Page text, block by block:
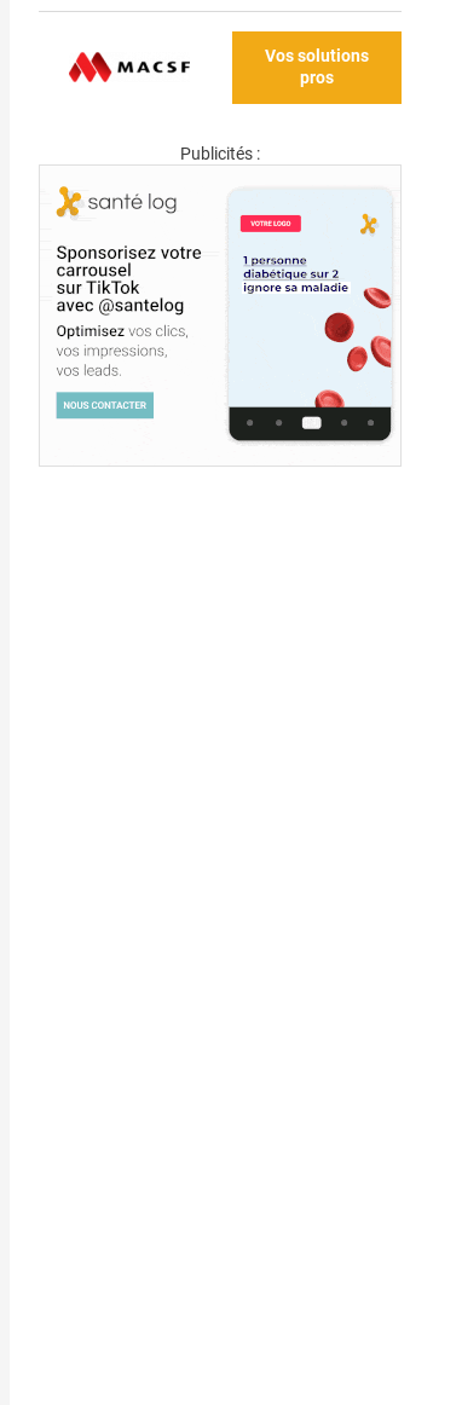
Vos solutions
pros
Publicités :